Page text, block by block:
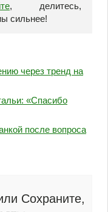
, делитесь,
сильнее!
через тренд на
«Спасибо
после вопроса
Сохраните,